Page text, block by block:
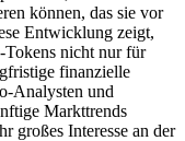
können, das sie vor
Entwicklung zeigt,
Tokens nicht nur für
finanzielle
Analysten und
Markttrends
großes Interesse an der